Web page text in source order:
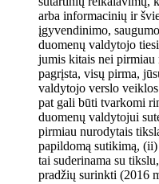
arba informacinių ir
įgyvendinimo,
duomenų valdytojo
jumis kitais nei pirmiau
pagrįsta, visų pirma,
valdytojo verslo
pat gali būti tvarkomi
duomenų valdytojui
pirmiau nurodytais
papildomą sutikimą,
tai suderinama su
pradžių surinkti (2016